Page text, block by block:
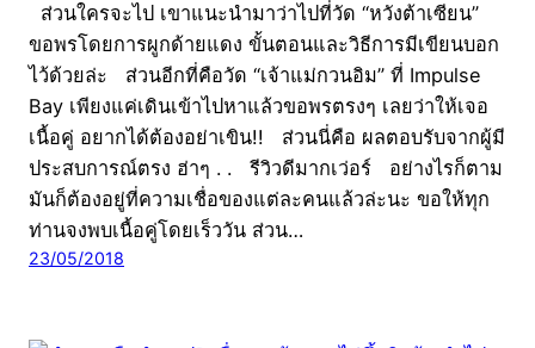
ส่วนใครจะไป เขาแนะนำมาว่าไปที่วัด “หวังต้าเซียน”
ขอพรโดยการผูกด้ายแดง ขั้นตอนและวิธีการมีเขียนบอก
ไว้ด้วยล่ะ ส่วนอีกที่คือวัด “เจ้าแม่กวนอิม” ที่ Impulse
Bay เพียงแค่เดินเข้าไปหาแล้วขอพรตรงๆ เลยว่าให้เจอ
เนื้อคู่ อยากได้ต้องอย่าเขิน!! ส่วนนี่คือ ผลตอบรับจากผู้มี
ประสบการณ์ตรง ฮ่าๆ . . รีวิวดีมากเว่อร์ อย่างไรก็ตาม
มันก็ต้องอยู่ที่ความเชื่อของแต่ละคนแล้วล่ะนะ ขอให้ทุก
ท่านจงพบเนื้อคู่โดยเร็ววัน ส่วน…
23/05/2018